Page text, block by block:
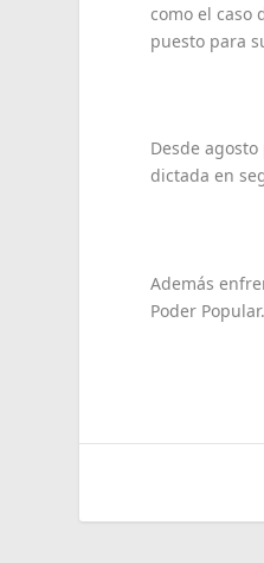
como el caso
puesto para
Desde
dictada en
Además
Poder Popular.